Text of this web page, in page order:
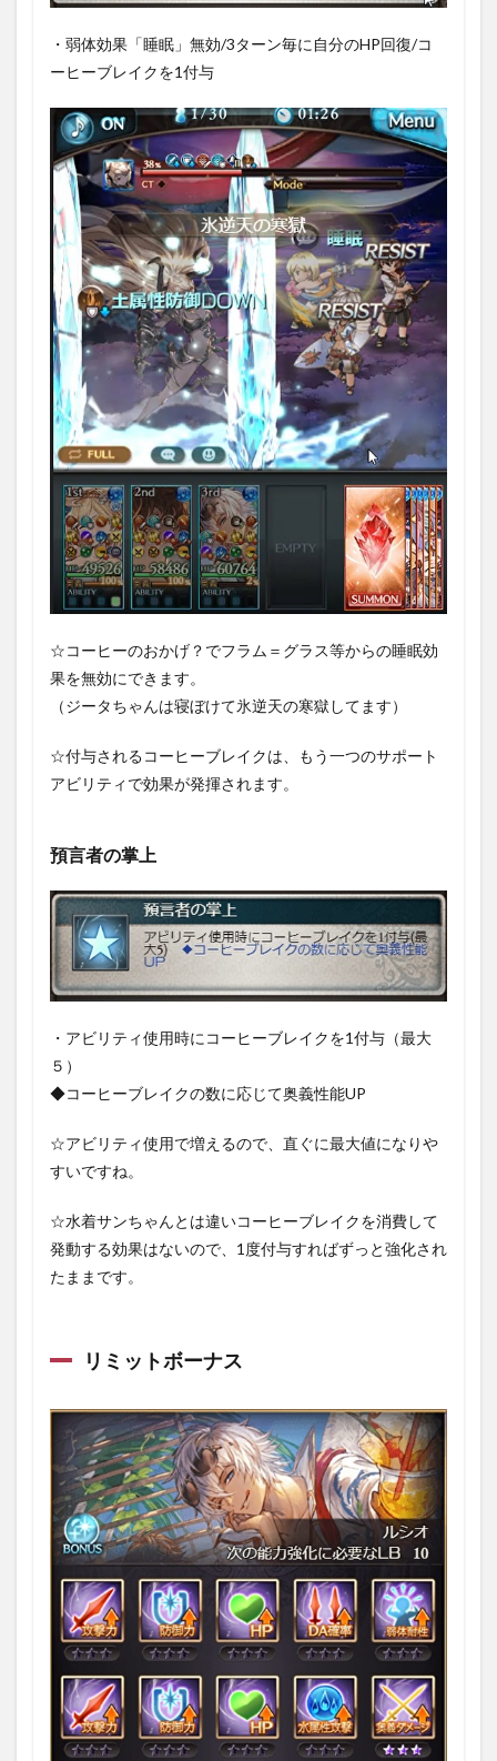
・弱体効果「睡眠」無効/3ターン毎に自分のHP回復/コ
ーヒーブレイクを1付与
☆コーヒーのおかげ？でフラム＝グラス等からの睡眠効
果を無効にできます。
（ジータちゃんは寝ぼけて氷逆天の寒獄してます）
☆付与されるコーヒーブレイクは、もう一つのサポート
アビリティで効果が発揮されます。
預言者の掌上
・アビリティ使用時にコーヒーブレイクを1付与（最大
５）
◆コーヒーブレイクの数に応じて奥義性能UP
☆アビリティ使用で増えるので、直ぐに最大値になりや
すいですね。
☆水着サンちゃんとは違いコーヒーブレイクを消費して
発動する効果はないので、1度付与すればずっと強化され
たままです。
リミットボーナス